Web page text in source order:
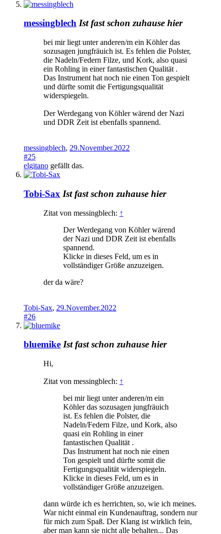
messingblech Ist fast schon zuhause hier
bei mir liegt unter anderen/m ein Köhler das
sozusagen jungfräuich ist. Es fehlen die Polster,
die Nadeln/Federn Filze, und Kork, also quasi
ein Rohling in einer fantastischen Qualität .
Das Instrument hat noch nie einen Ton gespielt
und dürfte somit die Fertigungsqualität
widerspiegeln.
Der Werdegang von Köhler wärend der Nazi
und DDR Zeit ist ebenfalls spannend.
messingblech, 29.November.2022
#25
elgitano gefällt das.
Tobi-Sax Ist fast schon zuhause hier
Zitat von messingblech: ↑
Der Werdegang von Köhler wärend
der Nazi und DDR Zeit ist ebenfalls
spannend.
Klicke in dieses Feld, um es in
vollständiger Größe anzuzeigen.
der da wäre?
Tobi-Sax, 29.November.2022
#26
bluemike Ist fast schon zuhause hier
Hi,
Zitat von messingblech: ↑
bei mir liegt unter anderen/m ein
Köhler das sozusagen jungfräuich
ist. Es fehlen die Polster, die
Nadeln/Federn Filze, und Kork, also
quasi ein Rohling in einer
fantastischen Qualität .
Das Instrument hat noch nie einen
Ton gespielt und dürfte somit die
Fertigungsqualität widerspiegeln.
Klicke in dieses Feld, um es in
vollständiger Größe anzuzeigen.
dann würde ich es herrichten, so, wie ich meines.
War nicht einmal ein Kundenauftrag, sondern nur
für mich zum Spaß. Der Klang ist wirklich fein,
aber man kann sie nicht alle behalten... Das